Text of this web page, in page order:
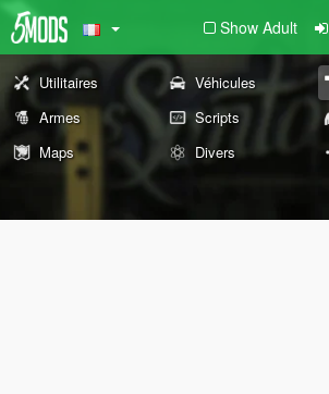
Show Adult
Utilitaires Véhicules
Armes
Scripts
Maps
Divers